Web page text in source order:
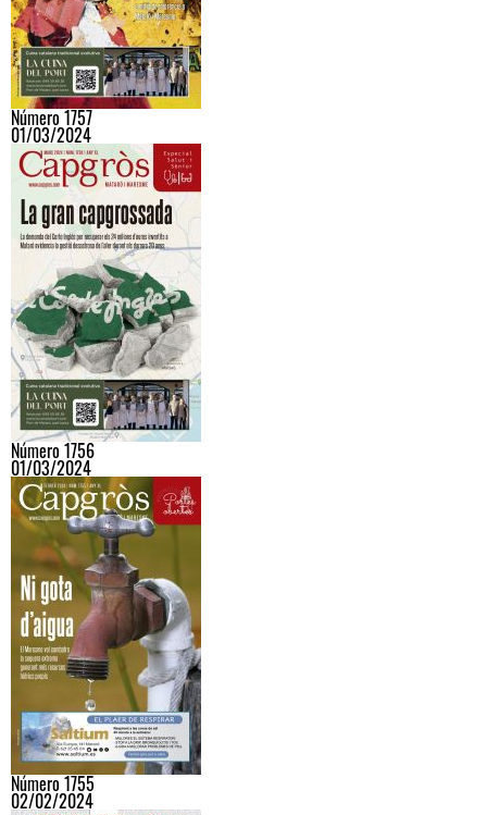
Número 1757
01/03/2024
Número 1756
01/03/2024
Número 1755
02/02/2024